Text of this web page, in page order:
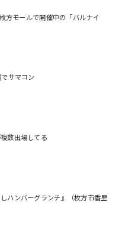
方モールで開催中の「バルナイ
サマコン
数出場してる
ハンバーグランチ』（枚方市香里